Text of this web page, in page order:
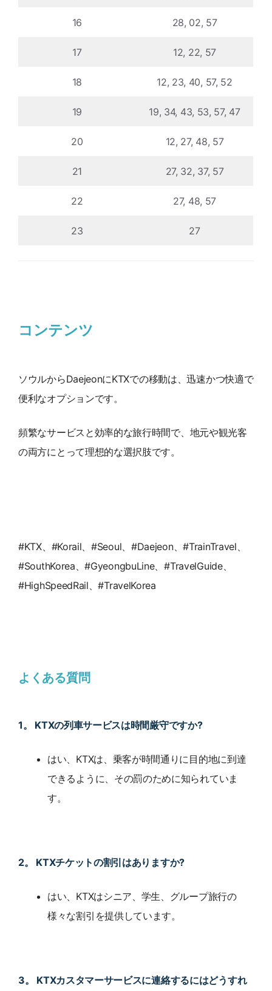
16 28, 02, 57
17 12, 22, 57
18 12, 23, 40, 57, 52
19 19, 34, 43, 53, 57, 47
20 12, 27, 48, 57
21 27, 32, 37, 57
22 27, 48, 57
23 27
コンテンツ
ソウルからDaejeonにKTXでの移動は、迅速かつ快適で
便利なオプションです。
頻繁なサービスと効率的な旅行時間で、地元や観光客
の両方にとって理想的な選択肢です。
#KTX、#Korail、#Seoul、#Daejeon、#TrainTravel、
#SouthKorea、#GyeongbuLine、#TravelGuide、
#HighSpeedRail、#TravelKorea
よくある質問
1。 KTXの列車サービスは時間厳守ですか?
はい、KTXは、乗客が時間通りに目的地に到達
できるように、その罰のために知られていま
す。
2。 KTXチケットの割引はありますか?
はい、KTXはシニア、学生、グループ旅行の
様々な割引を提供しています。
3。 KTXカスタマーサービスに連絡するにはどうすれ